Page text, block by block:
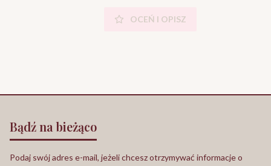
OCEŃ I OPISZ
Bądź na bieżąco
Podaj swój adres e-mail, jeżeli chcesz otrzymywać informacje o